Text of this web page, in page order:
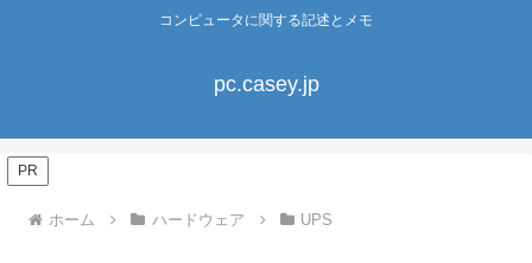
コンピュータに関する記述とメモ
pc.casey.jp
PR
ホーム ハードウェア UPS